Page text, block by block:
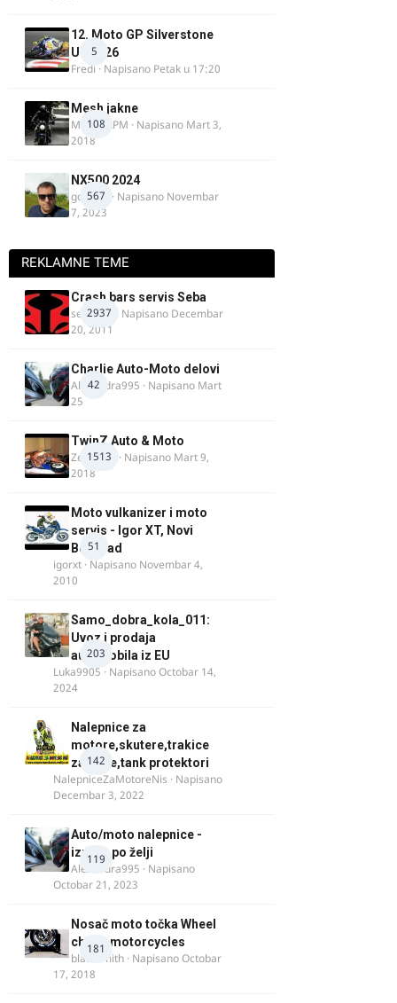
5
12. Moto GP Silverstone
UK 2026
Fredi · Napisano Petak u 17:20
108
Mesh jakne
MostarRPM · Napisano Mart 3,
2018
567
NX500 2024
godovic · Napisano Novembar
7, 2023
REKLAMNE TEME
2937
Crash bars servis Seba
seba011 · Napisano Decembar
20, 2011
42
Charlie Auto-Moto delovi
Alexandra995 · Napisano Mart
25
1513
TwinZ Auto & Moto
Zeljkamp · Napisano Mart 9,
2018
51
Moto vulkanizer i moto
servis - Igor XT, Novi
Beograd
igorxt · Napisano Novembar 4,
2010
203
Samo_dobra_kola_011:
Uvoz i prodaja
automobila iz EU
Luka9905 · NapisanoOctobar 14,
2024
142
Nalepnice za
motore,skutere,trakice
za felne,tank protektori
NalepniceZaMotoreNis · Napisano
Decembar 3, 2022
119
Auto/moto nalepnice -
izrada po želji
Alexandra995 · Napisano
Octobar 21, 2023
181
Nosač moto točka Wheel
chock motorcycles
blacksmith · NapisanoOctobar
17, 2018